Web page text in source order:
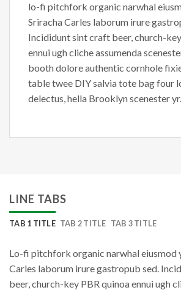
lo-fi pitchfork organic narwhal
Sriracha Carles laborum irure
Incididunt sint craft beer, church-
ennui ugh cliche assumenda
booth dolore authentic cornhole
table twee DIY salvia tote bag four
delectus, hella Brooklyn scenester yr.
LINE TABS
TAB 1 TITLE TAB 2 TITLE TAB 3 TITLE
Lo-fi pitchfork organic narwhal eiusmod
Carles laborum irure gastropub sed.
beer, church-key PBR quinoa ennui ugh